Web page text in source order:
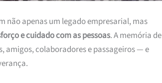
não apenas um legado empresarial, mas
e cuidado com as pessoas. A memória de
amigos, colaboradores e passageiros — e